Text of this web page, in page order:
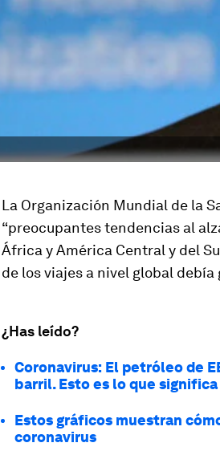
La Organización Mundial de la
“preocupantes tendencias al
África y América Central y del
de los viajes a nivel global
¿Has leído?
Coronavirus: El petróleo de
barril. Esto es lo que significa
Estos gráficos muestran
coronavirus